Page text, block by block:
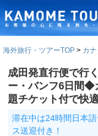
海外旅行・ツアーTOP カ
成田発直行便で行
ー・バンフ6日間◆
題チケット付で快
滞在中は24時間日本
ス送迎付き！